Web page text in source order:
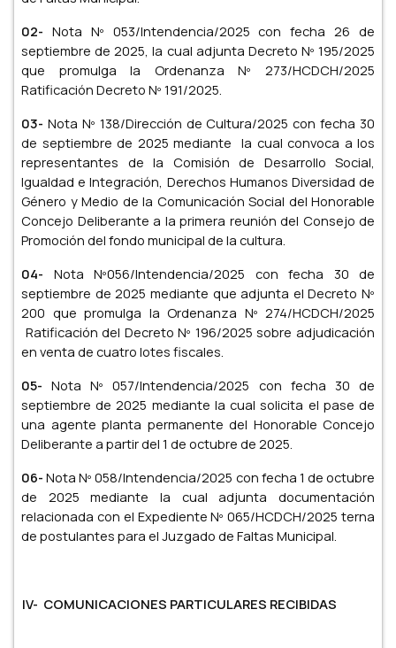
02- Nota Nº 053/Intendencia/2025 con fecha 26 de
septiembre de 2025, la cual adjunta Decreto Nº 195/2025
que promulga la Ordenanza Nº 273/HCDCH/2025
Ratificación Decreto Nº 191/2025.
03- Nota Nº 138/Dirección de Cultura/2025 con fecha 30
de septiembre de 2025 mediante la cual convoca a los
representantes de la Comisión de Desarrollo Social,
Igualdad e Integración, Derechos Humanos Diversidad de
Género y Medio de la Comunicación Social del Honorable
Concejo Deliberante a la primera reunión del Consejo de
Promoción del fondo municipal de la cultura.
04- Nota Nº056/Intendencia/2025 con fecha 30 de
septiembre de 2025 mediante que adjunta el Decreto Nº
200 que promulga la Ordenanza Nº 274/HCDCH/2025
Ratificación del Decreto Nº 196/2025 sobre adjudicación
en venta de cuatro lotes fiscales.
05- Nota Nº 057/Intendencia/2025 con fecha 30 de
septiembre de 2025 mediante la cual solicita el pase de
una agente planta permanente del Honorable Concejo
Deliberante a partir del 1 de octubre de 2025.
06- Nota Nº 058/Intendencia/2025 con fecha 1 de octubre
de 2025 mediante la cual adjunta documentación
relacionada con el Expediente Nº 065/HCDCH/2025 terna
de postulantes para el Juzgado de Faltas Municipal.
IV- COMUNICACIONES PARTICULARES RECIBIDAS